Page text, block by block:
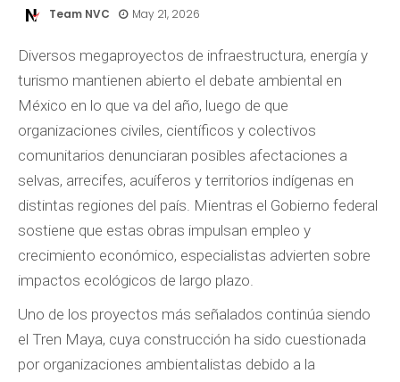
Team NVC May 21, 2026
Diversos megaproyectos de infraestructura, energía y
turismo mantienen abierto el debate ambiental en
México en lo que va del año, luego de que
organizaciones civiles, científicos y colectivos
comunitarios denunciaran posibles afectaciones a
selvas, arrecifes, acuíferos y territorios indígenas en
distintas regiones del país. Mientras el Gobierno federal
sostiene que estas obras impulsan empleo y
crecimiento económico, especialistas advierten sobre
impactos ecológicos de largo plazo.
Uno de los proyectos más señalados continúa siendo
el Tren Maya, cuya construcción ha sido cuestionada
por organizaciones ambientalistas debido a la